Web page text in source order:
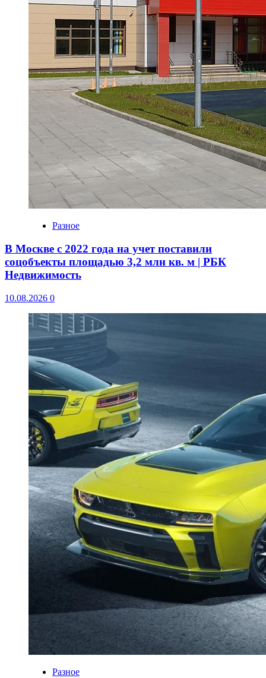
Разное
В Москве с 2022 года на учет поставили
соцобъекты площадью 3,2 млн кв. м | РБК
Недвижимость
10.08.2026 0
Разное